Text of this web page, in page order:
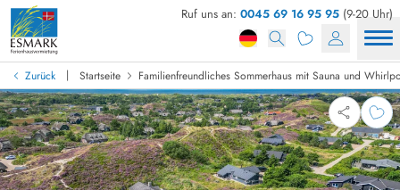
Ruf uns an: 0045 69 16 95 95 (9-20 Uhr)
Zurück | Startseite Familienfreundliches Sommerhaus mit Sauna und